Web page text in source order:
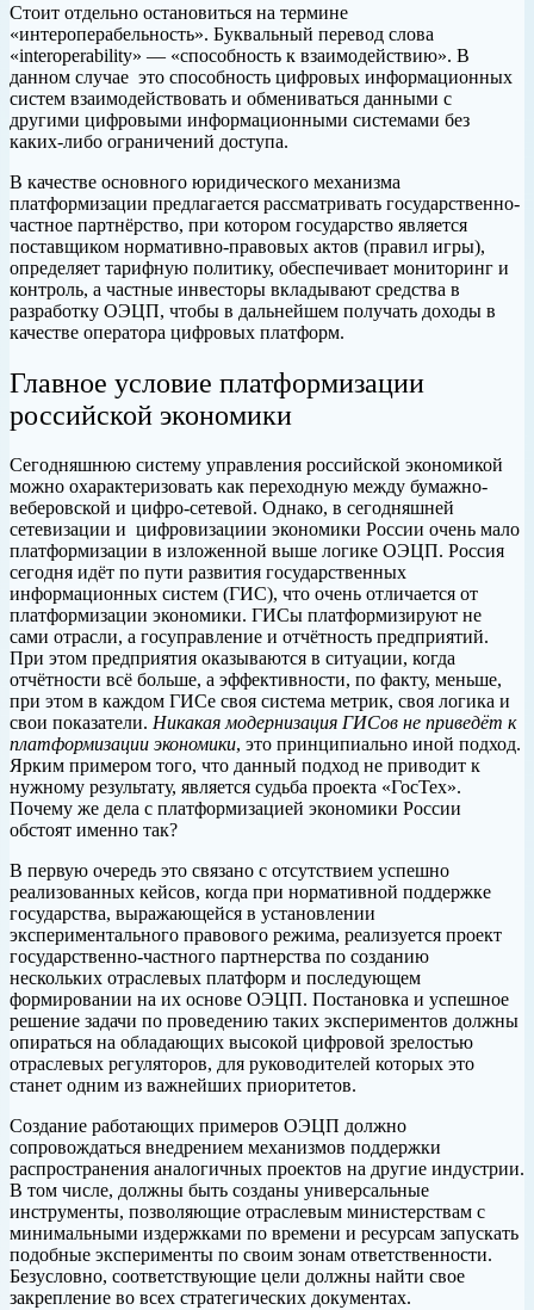
Стоит отдельно остановиться на термине
«интероперабельность». Буквальный перевод слова
«interoperability» — «способность к взаимодействию». В
данном случае это способность цифровых информационных
систем взаимодействовать и обмениваться данными с
другими цифровыми информационными системами без
каких-либо ограничений доступа.
В качестве основного юридического механизма
платформизации предлагается рассматривать государственно-
частное партнёрство, при котором государство является
поставщиком нормативно-правовых актов (правил игры),
определяет тарифную политику, обеспечивает мониторинг и
контроль, а частные инвесторы вкладывают средства в
разработку ОЭЦП, чтобы в дальнейшем получать доходы в
качестве оператора цифровых платформ.
Главное условие платформизации
российской экономики
Сегодняшнюю систему управления российской экономикой
можно охарактеризовать как переходную между бумажно-
веберовской и цифро-сетевой. Однако, в сегодняшней
сетевизации и цифровизациии экономики России очень мало
платформизации в изложенной выше логике ОЭЦП. Россия
сегодня идёт по пути развития государственных
информационных систем (ГИС), что очень отличается от
платформизации экономики. ГИСы платформизируют не
сами отрасли, а госуправление и отчётность предприятий.
При этом предприятия оказываются в ситуации, когда
отчётности всё больше, а эффективности, по факту, меньше,
при этом в каждом ГИСе своя система метрик, своя логика и
свои показатели. Никакая модернизация ГИСов не приведёт к
платформизации экономики, это принципиально иной подход.
Ярким примером того, что данный подход не приводит к
нужному результату, является судьба проекта «ГосТех».
Почему же дела с платформизацией экономики России
обстоят именно так?
В первую очередь это связано с отсутствием успешно
реализованных кейсов, когда при нормативной поддержке
государства, выражающейся в установлении
экспериментального правового режима, реализуется проект
государственно-частного партнерства по созданию
нескольких отраслевых платформ и последующем
формировании на их основе ОЭЦП. Постановка и успешное
решение задачи по проведению таких экспериментов должны
опираться на обладающих высокой цифровой зрелостью
отраслевых регуляторов, для руководителей которых это
станет одним из важнейших приоритетов.
Создание работающих примеров ОЭЦП должно
сопровождаться внедрением механизмов поддержки
распространения аналогичных проектов на другие индустрии.
В том числе, должны быть созданы универсальные
инструменты, позволяющие отраслевым министерствам с
минимальными издержками по времени и ресурсам запускать
подобные эксперименты по своим зонам ответственности.
Безусловно, соответствующие цели должны найти свое
закрепление во всех стратегических документах.